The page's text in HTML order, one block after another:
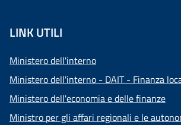
LINK UTILI
Ministero dell'interno
Ministero dell'interno - DAIT - Finanza
Ministero dell'economia e delle finanze
Ministro per gli affari regionali e le